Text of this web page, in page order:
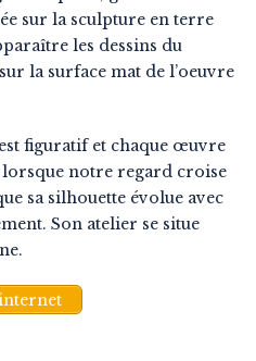
sur la sculpture en terre
les dessins du
la surface mat de l’oeuvre
est figuratif et chaque œuvre
lorsque notre regard croise
sa silhouette évolue avec
Son atelier se situe